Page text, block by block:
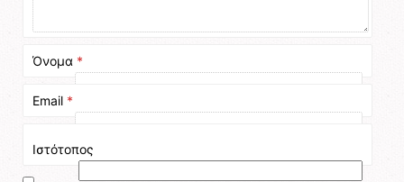
Όνομα *
Email *
Ιστότοπος